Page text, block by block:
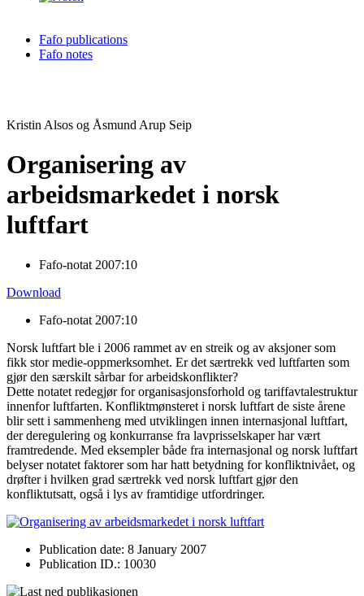
Fafo publications
Fafo notes
Kristin Alsos og Åsmund Arup Seip
Organisering av
arbeidsmarkedet i norsk
luftfart
Fafo-notat 2007:10
Download
Fafo-notat 2007:10
Norsk luftfart ble i 2006 rammet av en streik og av aksjoner som
fikk stor medie-oppmerksomhet. Er det særtrekk ved luftfarten som
gjør den særskilt sårbar for arbeidskonflikter?
Dette notatet redegjør for organisasjonsforhold og tariffavtalestruktur
innenfor luftfarten. Konfliktmønsteret i norsk luftfart de siste årene
blir sett i sammenheng med utviklingen innen internasjonal luftfart,
der deregulering og konkurranse fra lavprisselskaper har vært
framtredende. Med eksempler både fra internasjonal og norsk luftfart
belyser notatet faktorer som har hatt betydning for konfliktnivået, og
drøfter i hvilken grad særtrekk ved norsk luftfart gjør den
konfliktutsatt, også i lys av framtidige utfordringer.
Publication date: 8 January 2007
Publication ID.: 10030